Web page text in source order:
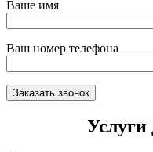
Ваше имя
Ваш номер телефона
Услуги